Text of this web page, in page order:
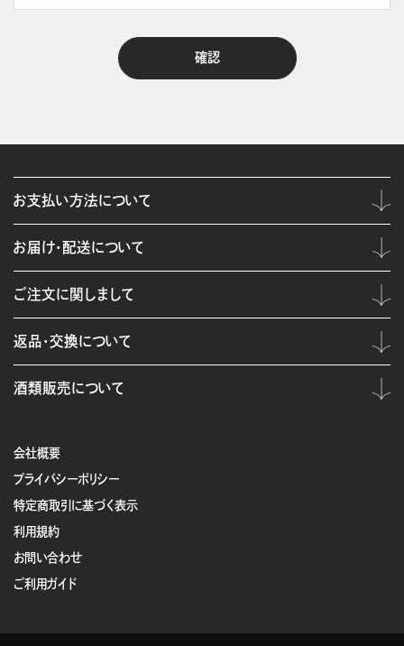
会社概要
プライバシーポリシー
特定商取引に基づく表示
利用規約
お問い合わせ
ご利用ガイド
お支払い方法について
お届け・配送について
ご注文に関しまして
返品・交換について
酒類販売について